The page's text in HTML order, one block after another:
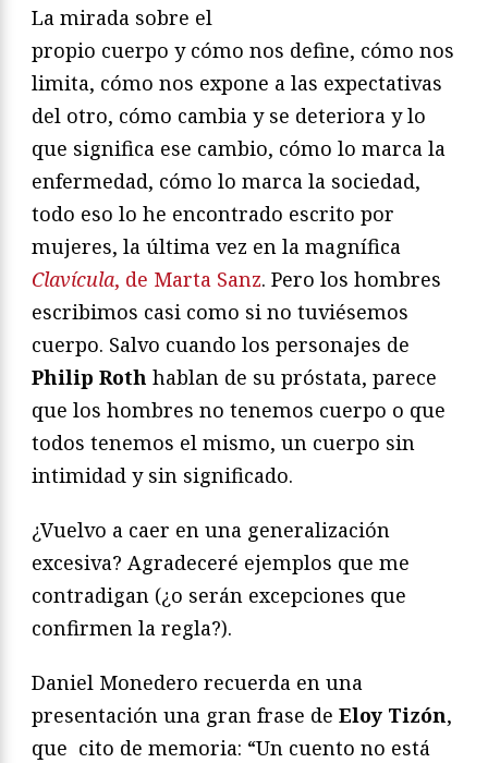
La mirada sobre el
propio cuerpo y cómo nos define, cómo nos
limita, cómo nos expone a las expectativas
del otro, cómo cambia y se deteriora y lo
que significa ese cambio, cómo lo marca la
enfermedad, cómo lo marca la sociedad,
todo eso lo he encontrado escrito por
mujeres, la última vez en la magnífica
Clavícula, de Marta Sanz. Pero los hombres
escribimos casi como si no tuviésemos
cuerpo. Salvo cuando los personajes de
Philip Roth hablan de su próstata, parece
que los hombres no tenemos cuerpo o que
todos tenemos el mismo, un cuerpo sin
intimidad y sin significado.
¿Vuelvo a caer en una generalización
excesiva? Agradeceré ejemplos que me
contradigan (¿o serán excepciones que
confirmen la regla?).
Daniel Monedero recuerda en una
presentación una gran frase de Eloy Tizón,
que cito de memoria: “Un cuento no está